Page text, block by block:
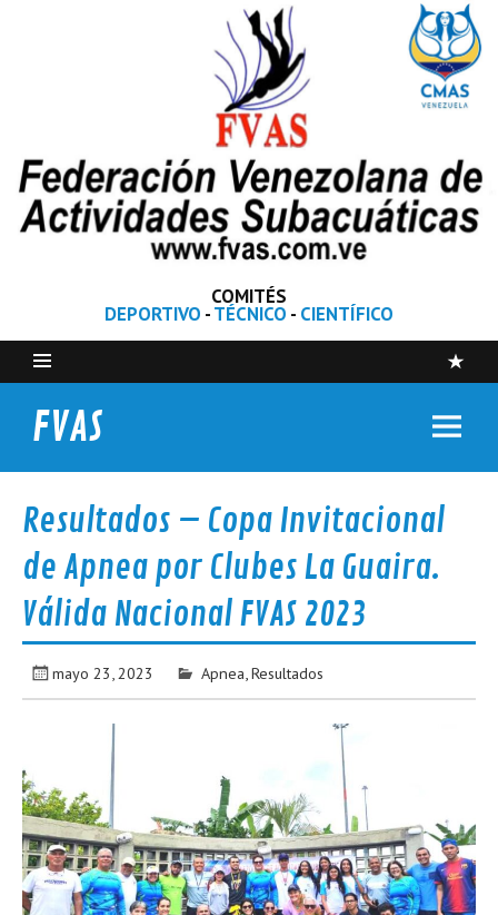
COMITÉS
DEPORTIVO -TÉCNICO - CIENTÍFICO
FVAS
Resultados – Copa Invitacional
de Apnea por Clubes La Guaira.
Válida Nacional FVAS 2023
mayo 23, 2023 Apnea Resultados